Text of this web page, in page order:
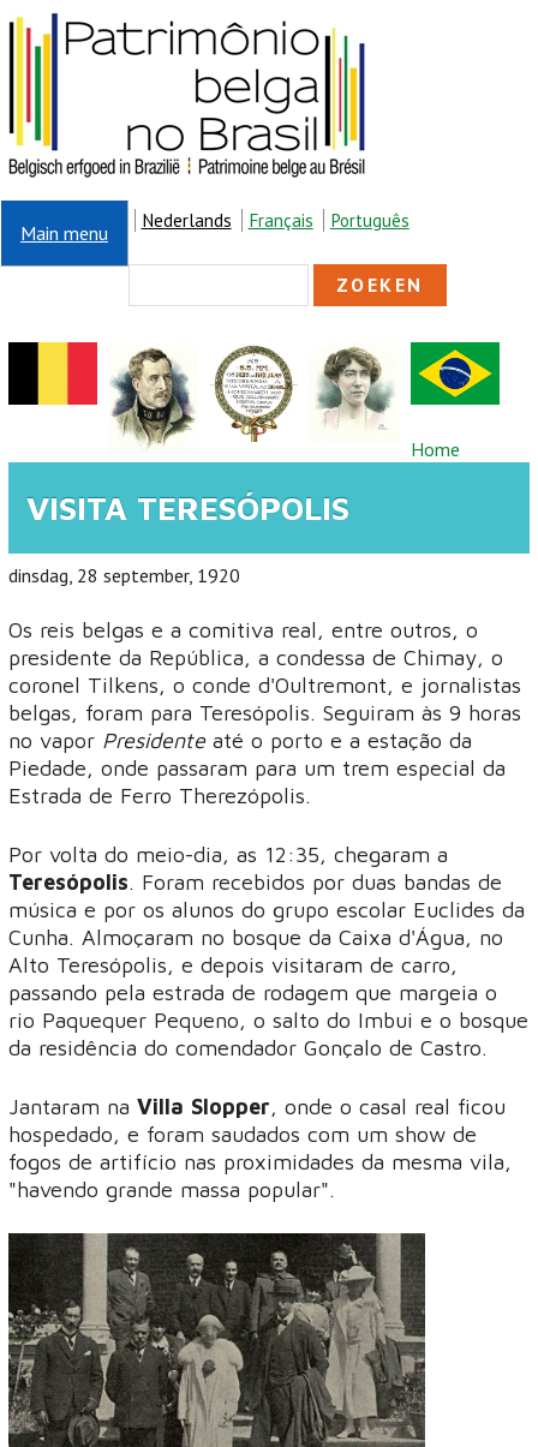
Overslaan en naar de inhoud gaan
Main menu
Nederlands Français Português
ZOEKVELD
U BENT HIER Home
VISITA TERESÓPOLIS
dinsdag, 28 september, 1920
Os reis belgas e a comitiva real, entre outros, o
presidente da República, a condessa de Chimay, o
coronel Tilkens, o conde d'Oultremont, e jornalistas
belgas, foram para Teresópolis. Seguiram às 9 horas
no vapor Presidenteaté o porto e a estação da
Piedade, onde passaram para um trem especial da
Estrada de Ferro Therezópolis.
Por volta do meio-dia, as 12:35, chegaram a
Teresópolis. Foram recebidos por duas bandas de
música e por os alunos do grupo escolar Euclides da
Cunha. Almoçaram no bosque da Caixa d'Água, no
Alto Teresópolis, e depois visitaram de carro,
passando pela estrada de rodagem que margeia o
rio Paquequer Pequeno, o salto do Imbui e o bosque
da residência do comendador Gonçalo de Castro.
Jantaram na Villa Slopper, onde o casal real ficou
hospedado, e foram saudados com um show de
fogos de artifício nas proximidades da mesma vila,
"havendo grande massa popular".